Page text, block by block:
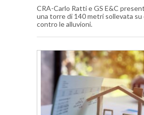
CRA-Carlo Ratti e GS E&C
una torre di 140 metri sollevata
contro le alluvioni.